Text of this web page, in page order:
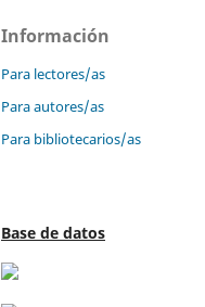
Información
Para lectores/as
Para autores/as
Para bibliotecarios/as
Base de datos